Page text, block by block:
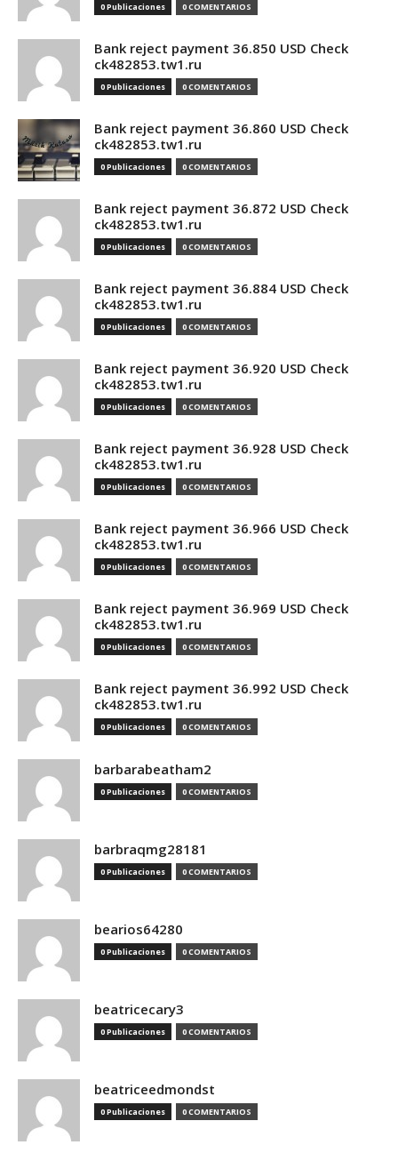
0 Publicaciones 0 COMENTARIOS
Bank reject payment 36.850 USD Check
ck482853.tw1.ru
0 Publicaciones 0 COMENTARIOS
Bank reject payment 36.860 USD Check
ck482853.tw1.ru
0 Publicaciones 0 COMENTARIOS
Bank reject payment 36.872 USD Check
ck482853.tw1.ru
0 Publicaciones 0 COMENTARIOS
Bank reject payment 36.884 USD Check
ck482853.tw1.ru
0 Publicaciones 0 COMENTARIOS
Bank reject payment 36.920 USD Check
ck482853.tw1.ru
0 Publicaciones 0 COMENTARIOS
Bank reject payment 36.928 USD Check
ck482853.tw1.ru
0 Publicaciones 0 COMENTARIOS
Bank reject payment 36.966 USD Check
ck482853.tw1.ru
0 Publicaciones 0 COMENTARIOS
Bank reject payment 36.969 USD Check
ck482853.tw1.ru
0 Publicaciones 0 COMENTARIOS
Bank reject payment 36.992 USD Check
ck482853.tw1.ru
0 Publicaciones 0 COMENTARIOS
barbarabeatham2
0 Publicaciones 0 COMENTARIOS
barbraqmg28181
0 Publicaciones 0 COMENTARIOS
bearios64280
0 Publicaciones 0 COMENTARIOS
beatricecary3
0 Publicaciones 0 COMENTARIOS
beatriceedmondst
0 Publicaciones 0 COMENTARIOS